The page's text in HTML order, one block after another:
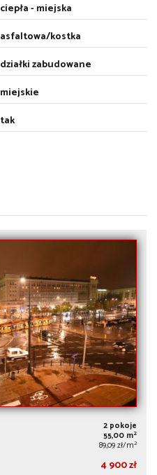
ciepła - miejska
asfaltowa/kostka
działki zabudowane
miejskie
tak
2 pokoje
55,00 m2
89,09 zł/m2
4 900 zł